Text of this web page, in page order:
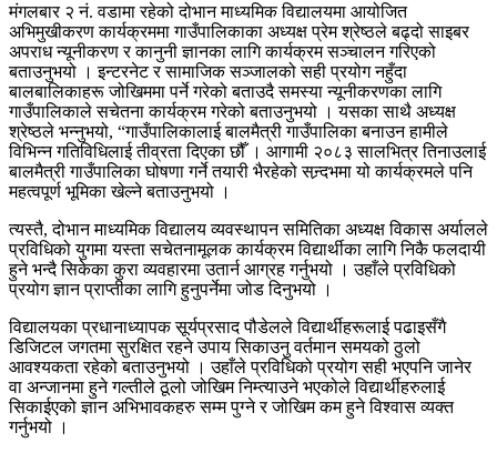
मंगलबार २ नं. वडामा रहेको दोभान माध्यमिक विद्यालयमा आयोजित
अभिमुखीकरण कार्यक्रममा गाउँपालिकाका अध्यक्ष प्रेम श्रेष्ठले बढ्दो साइबर
अपराध न्यूनीकरण र कानुनी ज्ञानका लागि कार्यक्रम सञ्चालन गरिएको
बताउनुभयो । इन्टरनेट र सामाजिक सञ्जालको सही प्रयोग नहुँदा
बालबालिकाहरू जोखिममा पर्ने गरेको बताउदै समस्या न्यूनीकरणका लागि
गाउँपालिकाले सचेतना कार्यक्रम गरेको बताउनुभयो । यसका साथै अध्यक्ष
श्रेष्ठले भन्नुभयो, “गाउँपालिकालाई बालमैत्री गाउँपालिका बनाउन हामीले
विभिन्न गतिविधिलाई तीव्रता दिएका छौँ । आगामी २०८३ सालभित्र तिनाउलाई
बालमैत्री गाउँपालिका घोषणा गर्ने तयारी भैरहेको सन्र्दभमा यो कार्यक्रमले पनि
महत्वपूर्ण भूमिका खेल्ने बताउनुभयो ।
त्यस्तै, दोभान माध्यमिक विद्यालय व्यवस्थापन समितिका अध्यक्ष विकास अर्यालले
प्रविधिको युगमा यस्ता सचेतनामूलक कार्यक्रम विद्यार्थीका लागि निकै फलदायी
हुने भन्दै सिकेका कुरा व्यवहारमा उतार्न आग्रह गर्नुभयो । उहाँले प्रविधिको
प्रयोग ज्ञान प्राप्तीका लागि हुनुपर्नेमा जोड दिनुभयो ।
विद्यालयका प्रधानाध्यापक सूर्यप्रसाद पौडेलले विद्यार्थीहरूलाई पढाइसँगै
डिजिटल जगतमा सुरक्षित रहने उपाय सिकाउनु वर्तमान समयको ठुलो
आवश्यकता रहेको बताउनुभयो । उहाँले प्रविधिको प्रयोग सही भएपनि जानेर
वा अन्जानमा हुने गल्तीले ठूलो जोखिम निम्त्याउने भएकोले विद्यार्थीहरुलाई
सिकाईएको ज्ञान अभिभावकहरु सम्म पुग्ने र जोखिम कम हुने विश्वास व्यक्त
गर्नुभयो ।